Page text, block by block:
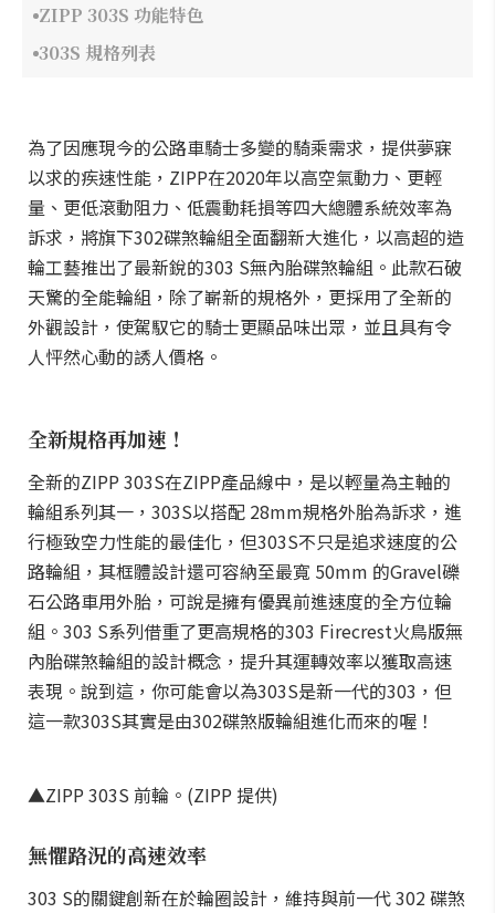
ZIPP 303S 功能特色
303S 規格列表
為了因應現今的公路車騎士多變的騎乘需求，提供夢寐
以求的疾速性能，ZIPP在2020年以高空氣動力、更輕
量、更低滾動阻力、低震動耗損等四大總體系統效率為
訴求，將旗下302碟煞輪組全面翻新大進化，以高超的造
輪工藝推出了最新銳的303 S無內胎碟煞輪組。此款石破
天驚的全能輪組，除了嶄新的規格外，更採用了全新的
外觀設計，使駕馭它的騎士更顯品味出眾，並且具有令
人怦然心動的誘人價格。
全新規格再加速！
全新的ZIPP 303S在ZIPP產品線中，是以輕量為主軸的
輪組系列其一，303S以搭配 28mm規格外胎為訴求，進
行極致空力性能的最佳化，但303S不只是追求速度的公
路輪組，其框體設計還可容納至最寬 50mm 的Gravel礫
石公路車用外胎，可說是擁有優異前進速度的全方位輪
組。303 S系列借重了更高規格的303 Firecrest火鳥版無
內胎碟煞輪組的設計概念，提升其運轉效率以獲取高速
表現。說到這，你可能會以為303S是新一代的303，但
這一款303S其實是由302碟煞版輪組進化而來的喔！
▲ZIPP 303S 前輪。(ZIPP 提供)
無懼路況的高速效率
303 S的關鍵創新在於輪圈設計，維持與前一代 302 碟煞